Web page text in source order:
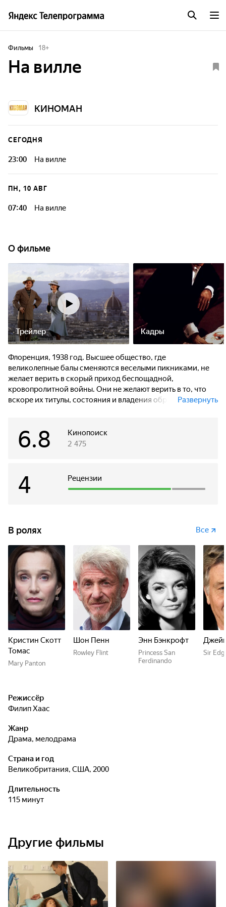
Фильмы 18+
На вилле
КИНОМАН
СЕГОДНЯ
23:00 На вилле
ПН, 10 АВГ
07:40 На вилле
О фильме
Трейлер Кадры
Флоренция, 1938 год. Высшее общество, где
великолепные балы сменяются веселыми пикниками, не
желает верить в скорый приход беспощадной,
кровопролитной войны. Они не желают верить в то, что
вскоре их титулы, состояния и владения обратятся в прах.
одного светского любовника за другим, предаваясь
плотским утехам,прежде чем вступить в необходимый
своей жизни...
Развернуть
Кинопоиск
6.8 2 475
Рецензии
4
В ролях Все
Кристин Скотт
Томас
Mary Panton
Шон Пенн
Rowley Flint
Энн Бэнкрофт
Princess San
Ferdinando
Sir
Режиссёр
Филип Хаас
Жанр
драма, мелодрама
Страна и год
Великобритания, США, 2000
Длительность
115 минут
Другие фильмы